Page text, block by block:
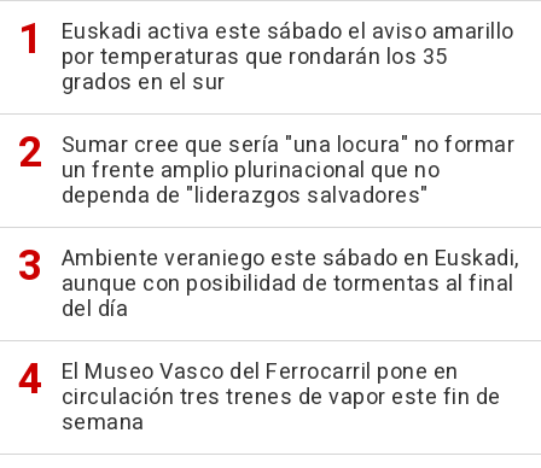
Euskadi activa este sábado el aviso amarillo
por temperaturas que rondarán los 35
grados en el sur
Sumar cree que sería "una locura" no formar
un frente amplio plurinacional que no
dependa de "liderazgos salvadores"
Ambiente veraniego este sábado en Euskadi,
aunque con posibilidad de tormentas al final
del día
El Museo Vasco del Ferrocarril pone en
circulación tres trenes de vapor este fin de
semana